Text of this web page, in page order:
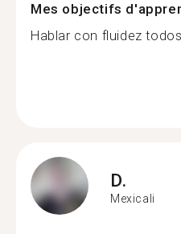
Mes objectifs
Hablar con fluidez
D.
Mexicali